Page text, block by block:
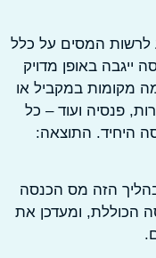
המסים על כלל
באופן מדויק
במקביל או
ועוד – כל
התוצאה:
הזה מס הכנסה
ומעדכן את